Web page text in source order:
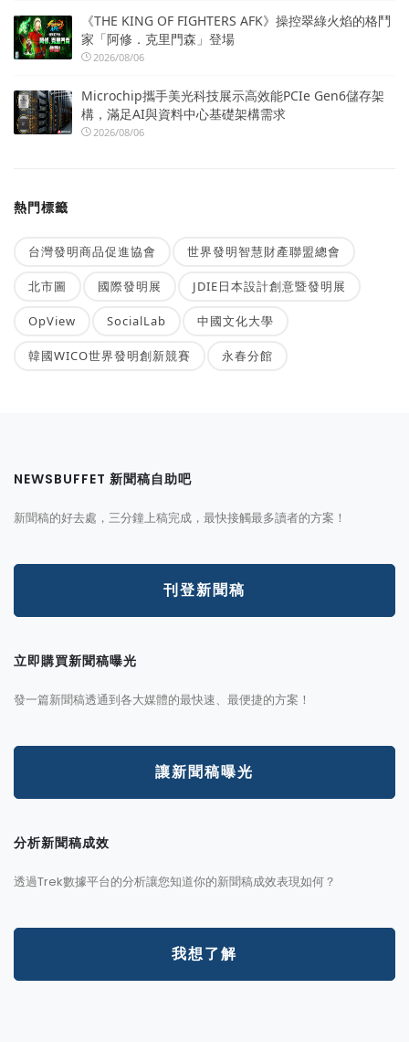
《THE KING OF FIGHTERS AFK》操控翠綠火焰的格鬥
家「阿修．克里門森」登場
2026/08/06
Microchip攜手美光科技展示高效能PCIe Gen6儲存架
構，滿足AI與資料中心基礎架構需求
2026/08/06
熱門標籤
台灣發明商品促進協會 世界發明智慧財產聯盟總會
北市圖 國際發明展 JDIE日本設計創意暨發明展
OpView SocialLab 中國文化大學
韓國WICO世界發明創新競賽 永春分館
NEWSBUFFET 新聞稿自助吧
新聞稿的好去處，三分鐘上稿完成，最快接觸最多讀者的方案！
刊登新聞稿
立即購買新聞稿曝光
發一篇新聞稿透通到各大媒體的最快速、最便捷的方案！
讓新聞稿曝光
分析新聞稿成效
透過Trek數據平台的分析讓您知道你的新聞稿成效表現如何？
我想了解